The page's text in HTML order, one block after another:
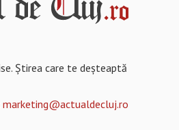
Știrea care te deșteaptă
marketing@actualdecluj.ro